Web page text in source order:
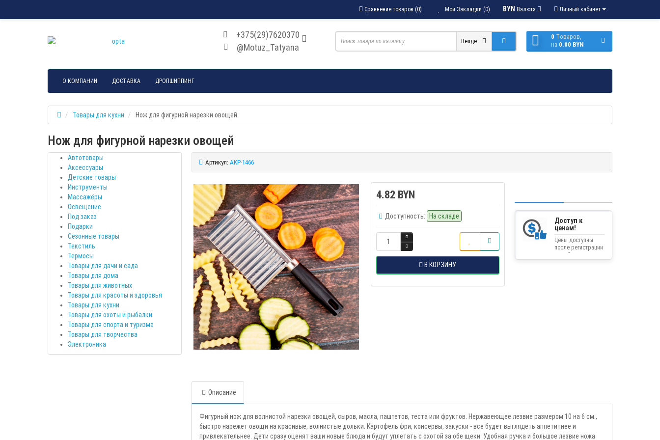
Личный кабинет
BYN Валюта
Мои Закладки (0)
Сравнение товаров (0)
+375(29)7620370
@Motuz_Tatyana
0 Tоваров,
на 0.00 BYN
Везде
О КОМПАНИИ ДОСТАВКА ДРОПШИППИНГ
Товары для кухни Нож для фигурной нарезки овощей
Нож для фигурной нарезки овощей
Автотовары
Аксессуары
Детские товары
Инструменты
Массажёры
Освещение
Под заказ
Подарки
Сезонные товары
Текстиль
Термосы
Товары для дачи и сада
Товары для дома
Товары для животных
Товары для красоты и здоровья
Товары для кухни
Товары для охоты и рыбалки
Товары для спорта и туризма
Товары для творчества
Электроника
Артикул: AKP-1466
4.82 BYN
Доступность: На складе
В КОРЗИНУ
Доступ к
ценам!
Цены доступны
после регистрации
на сайте.
Описание
Фигурный нож для волнистой нарезки овощей, сыров, масла, паштетов, теста или фруктов. Нержавеющее лезвие размером 10 на 6 см.,
быстро нарежет овощи на красивые, волнистые дольки. Картофель фри, консервы, закуски - все будет выглядеть аппетитнее и
привлекательнее. Дети сразу оценят ваши новые блюда и будут уплетать с охотой за обе щеки. Удобная ручка и большое лезвие ножа